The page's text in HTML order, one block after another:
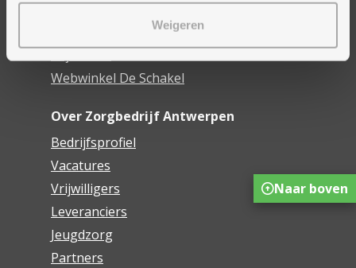
Weigeren
Onze innovaties
Webwinkel De Schakel
Over Zorgbedrijf Antwerpen
Bedrijfsprofiel
Vacatures
Vrijwilligers
Leveranciers
Jeugdzorg
Partners
Naar boven